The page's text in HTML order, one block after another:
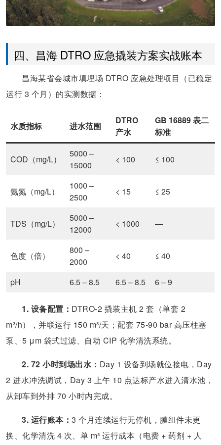
四、昌海 DTRO 应急撬装方案实战账本
昌海某省会城市填埋场 DTRO 应急处理项目（已稳定
运行 3 个月）的实测数据：
水质指标 进水范围
DTRO
产水
GB 16889 表二
标准
COD（mg/L）
5000 –
15000
< 100 ≤ 100
氨氮（mg/L）
1000 –
2500
< 15 ≤ 25
TDS（mg/L）
5000 –
12000
< 1000 —
色度（倍）
800 –
2000
< 40 ≤ 40
pH 6.5 – 8.5 6.5 – 8.5 6 – 9
1. 设备配置： DTRO-2 撬装主机 2 套（单套 2
m³/h），并联运行 150 m³/天；配套 75-90 bar 高压柱塞
泵、5 μm 袋式过滤、自动 CIP 化学清洗系统。
2. 72 小时到场出水： Day 1 设备到场就位接电，Day
2 进水冲洗调试，Day 3 上午 10 点达标产水进入清水池，
从卸车到外排 70 小时内完成。
3. 运行账本： 3 个月连续运行无停机，膜组件未更
换、化学清洗 4 次、单 m³ 运行成本（电费 + 药剂 + 人